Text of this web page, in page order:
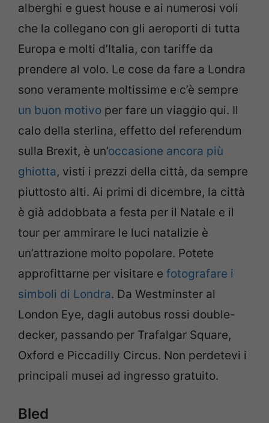
alberghi e guest house e ai numerosi voli
che la collegano con gli aeroporti di tutta
Europa e molti d’Italia, con tariffe da
prendere al volo. Le cose da fare a Londra
sono veramente moltissime e c’è sempre
un buon motivo per fare un viaggio qui. Il
calo della sterlina, effetto del referendum
sulla Brexit, è un’occasione ancora più
ghiotta, visti i prezzi della città, da sempre
piuttosto alti. Ai primi di dicembre, la città
è già addobbata a festa per il Natale e il
tour per ammirare le luci natalizie è
un’attrazione molto popolare. Potete
approfittarne per visitare e fotografare i
simboli di Londra. Da Westminster al
London Eye, dagli autobus rossi double-
decker, passando per Trafalgar Square,
Oxford e Piccadilly Circus. Non perdetevi i
principali musei ad ingresso gratuito.
Bled